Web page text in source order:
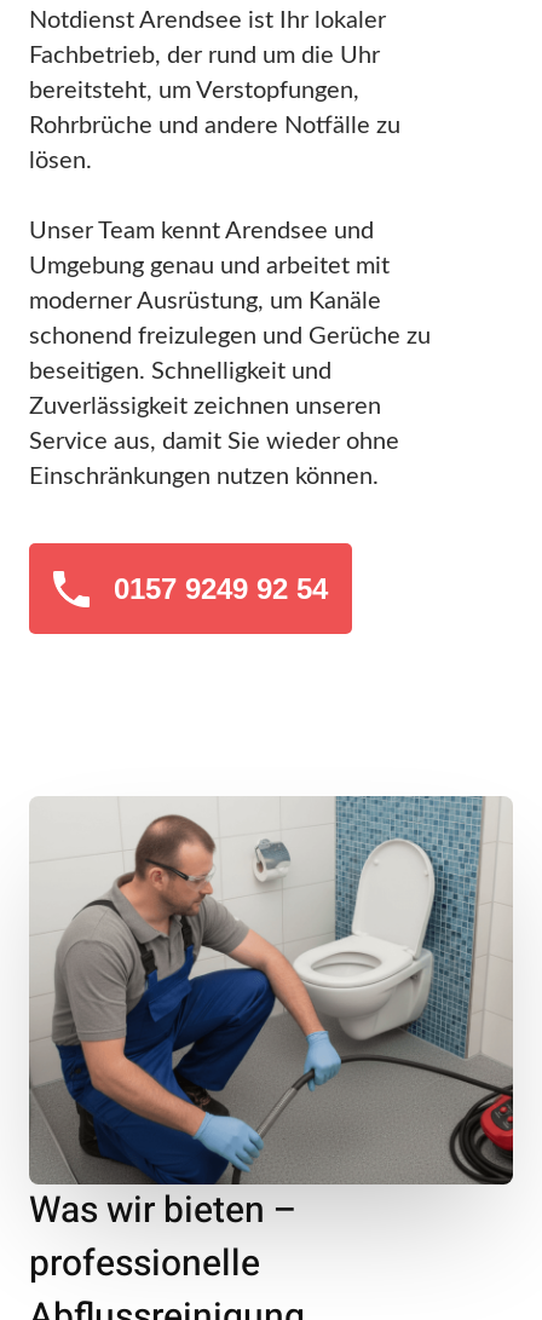
Notdienst Arendsee ist Ihr lokaler
Fachbetrieb, der rund um die Uhr
bereitsteht, um Verstopfungen,
Rohrbrüche und andere Notfälle zu
lösen.
Unser Team kennt Arendsee und
Umgebung genau und arbeitet mit
moderner Ausrüstung, um Kanäle
schonend freizulegen und Gerüche zu
beseitigen. Schnelligkeit und
Zuverlässigkeit zeichnen unseren
Service aus, damit Sie wieder ohne
Einschränkungen nutzen können.
0157 9249 92 54
Was wir bieten –
professionelle